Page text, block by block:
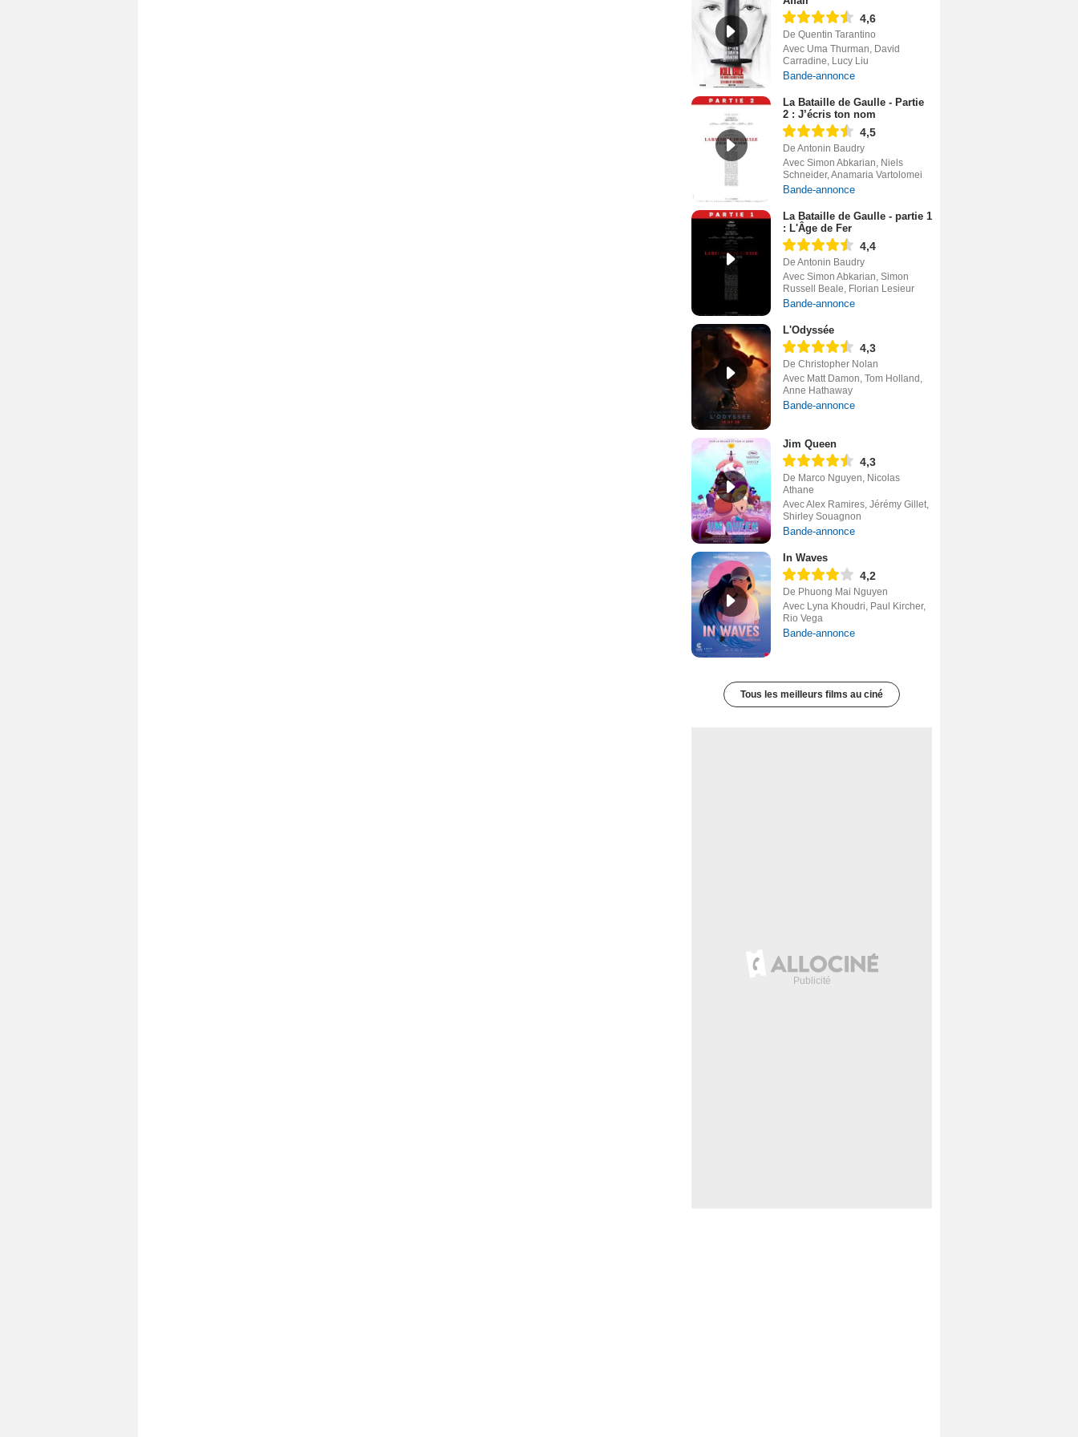
4,6
De Quentin Tarantino
Avec Uma Thurman, David
Carradine, Lucy Liu
Bande-annonce
La Bataille de Gaulle - Partie
2 : J’écris ton nom
4,5
De Antonin Baudry
Avec Simon Abkarian, Niels
Schneider, Anamaria Vartolomei
Bande-annonce
La Bataille de Gaulle - partie 1
: L'Âge de Fer
4,4
De Antonin Baudry
Avec Simon Abkarian, Simon
Russell Beale, Florian Lesieur
Bande-annonce
L'Odyssée
4,3
De Christopher Nolan
Avec Matt Damon, Tom Holland,
Anne Hathaway
Bande-annonce
Jim Queen
4,3
De Marco Nguyen, Nicolas
Athane
Avec Alex Ramires, Jérémy Gillet,
Shirley Souagnon
Bande-annonce
In Waves
4,2
De Phuong Mai Nguyen
Avec Lyna Khoudri, Paul Kircher,
Rio Vega
Bande-annonce
Tous les meilleurs films au ciné